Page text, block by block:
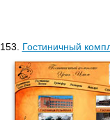
153. Гостиничный